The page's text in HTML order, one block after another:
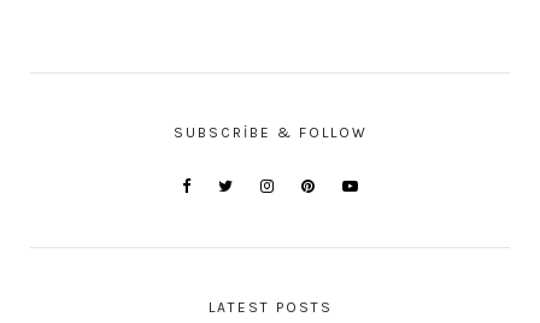
SUBSCRIBE & FOLLOW
LATEST POSTS